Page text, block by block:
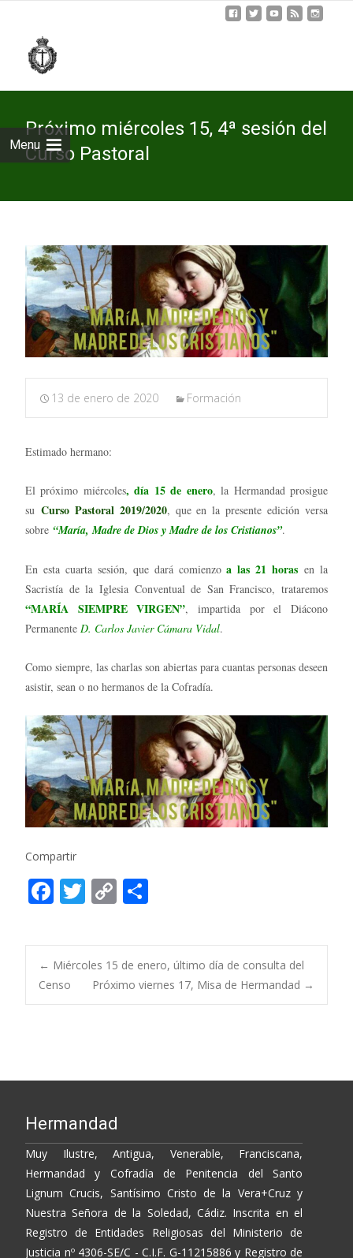
Menu
Próximo miércoles 15, 4ª sesión del
Curso Pastoral
13 de enero de 2020 Formación
Estimado hermano:
El próximo miércoles, día 15 de enero, la Hermandad prosigue
su Curso Pastoral 2019/2020, que en la presente edición versa
sobre “María, Madre de Dios y Madre de los Cristianos”.
En esta cuarta sesión, que dará comienzoa las 21 horas en la
Sacristía de la Iglesia Conventual de San Francisco, trataremos
“MARÍA SIEMPRE VIRGEN”, impartida por el Diácono
Permanente D. Carlos Javier Cámara Vidal.
Como siempre, las charlas son abiertas para cuantas personas deseen
asistir, sean o no hermanos de la Cofradía.
Compartir
F
e
b
o
T
itt
er
C
p
y
Li
m
p
ar
Post
← Miércoles 15 de enero, último día de consulta del
Censo
Próximo viernes 17, Misa de Hermandad →
Hermandad
Muy Ilustre, Antigua, Venerable, Franciscana,
Hermandad y Cofradía de Penitencia del Santo
Lignum Crucis, Santísimo Cristo de la Vera+Cruz y
Nuestra Señora de la Soledad, Cádiz. Inscrita en el
Registro de Entidades Religiosas del Ministerio de
Justicia nº 4306-SE/C - C.I.F. G-11215886 y Registro de